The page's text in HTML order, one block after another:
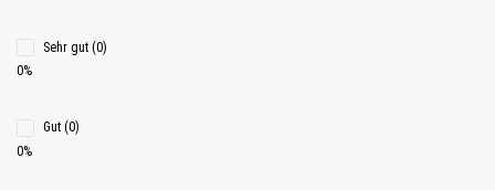
Sehr gut (0)
0%
Gut (0)
0%